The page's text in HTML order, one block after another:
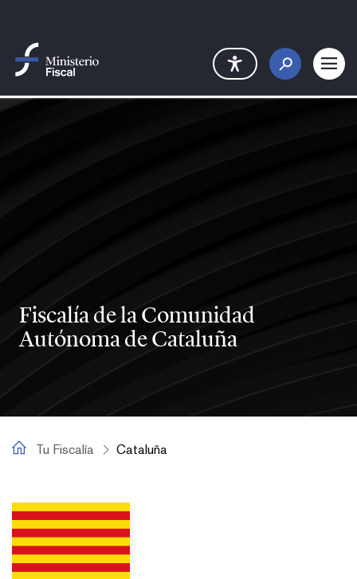
Fiscalía de la Comunidad
Autónoma de Cataluña
Tu Fiscalía
Tu Fiscalía Cataluña
Cataluña